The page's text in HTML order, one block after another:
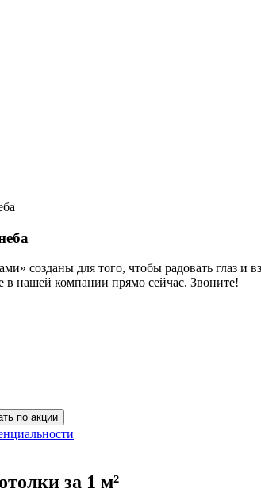
созданы для того, чтобы радовать глаз
нашей компании прямо сейчас. Звоните!
по акции
за 1 м²